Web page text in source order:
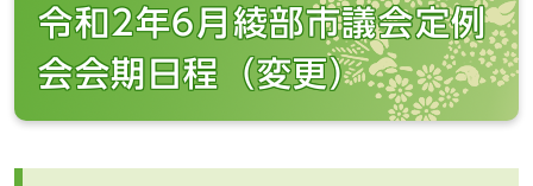
令和2年6月綾部市議会定例
会会期日程（変更）